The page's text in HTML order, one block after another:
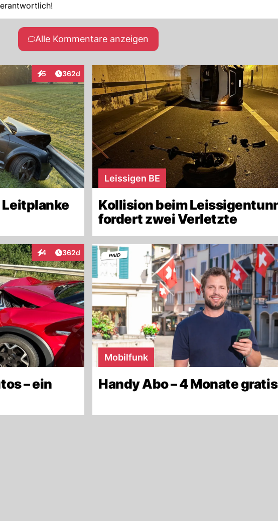
Alle Kommentare anzeigen
5
InteraktionenArtikel veröffentlicht:
362d
Leissigen BE
Kollision beim
fordert zwei Verletzte
4
InteraktionenArtikel veröffentlicht:
362d
– ein
Mobilfunk
Handy Abo – 4 Monate gratis